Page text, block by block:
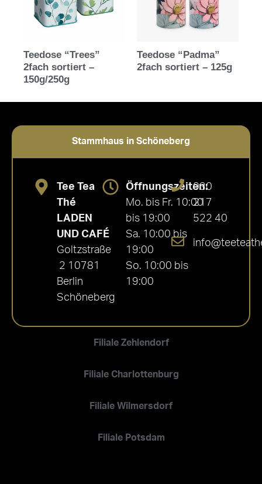
Teedose “Trees”
2fach sortiert –
150g/250g
Teedose “Padma”
2fach sortiert – 125g
Stammhaus in Schöneberg
Filiale Zehlendorf
Filiale Charlottenburg
Filiale Wilmersdorf
Filiale Potsdam
Tee Tea
Thé
LADEN
UND CAFÉ
Goltzstraße
2 10781
Berlin
Schöneberg
Öffnungszeiten:
Mo. bis Fr. 10:00
bis 19:00
Sa. 10:00 bis
19:00
So. 10:00 bis
19:00
030
217
522 40